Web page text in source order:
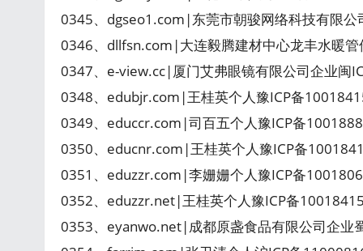
0345、dgseo1.com|东莞市朝骏网络科技有限
0346、dllfsn.com|大连毅腾建材中心龙丰水暖
0347、e-view.cc|厦门艾弗眼镜有限公司企业闽
0348、edubjr.com|王桂英个人豫ICP备
0349、educcr.com|司百五个人豫ICP备
0350、educnr.com|王桂英个人豫ICP备
0351、eduzzr.com|李姗姗个人豫ICP备
0352、eduzzr.net|王桂英个人豫ICP备
0353、eyanwo.net|成都原盏食品有限公司企业